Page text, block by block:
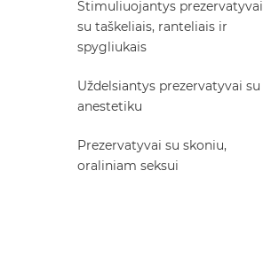
Stimuliuojantys prezervatyvai
su taškeliais, ranteliais ir
spygliukais
Uždelsiantys prezervatyvai su
anestetiku
Prezervatyvai su skoniu,
oraliniam seksui